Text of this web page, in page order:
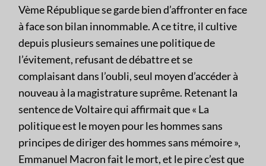
Vème République se garde bien d’affronter en face
à face son bilan innommable. A ce titre, il cultive
depuis plusieurs semaines une politique de
l’évitement, refusant de débattre et se
complaisant dans l’oubli, seul moyen d’accéder à
nouveau à la magistrature suprême. Retenant la
sentence de Voltaire qui affirmait que « La
politique est le moyen pour les hommes sans
principes de diriger des hommes sans mémoire »,
Emmanuel Macron fait le mort, et le pire c’est que